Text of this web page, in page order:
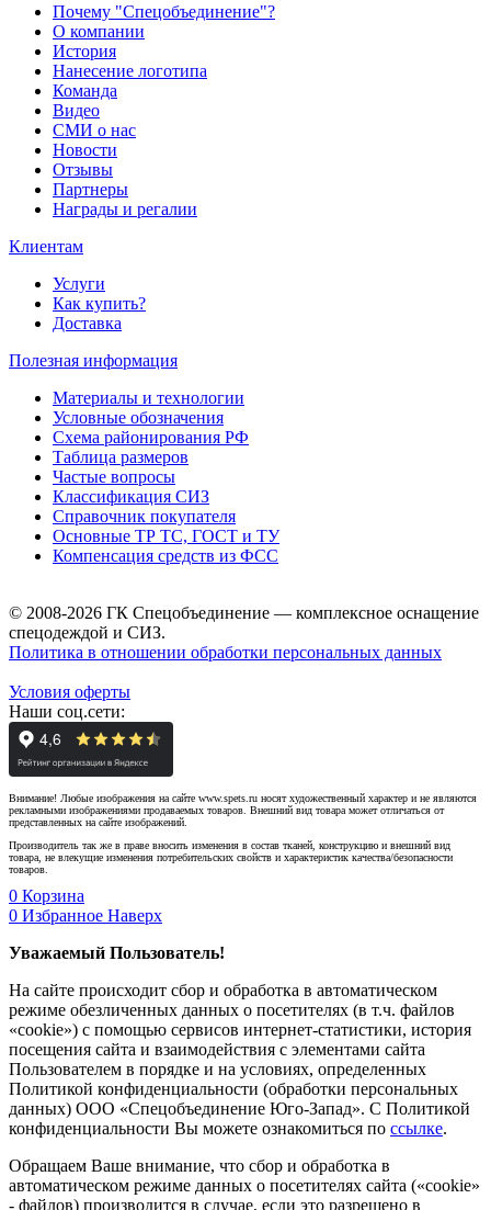
Почему "Спецобъединение"?
О компании
История
Нанесение логотипа
Команда
Видео
СМИ о нас
Новости
Отзывы
Партнеры
Награды и регалии
Клиентам
Услуги
Как купить?
Доставка
Полезная информация
Материалы и технологии
Условные обозначения
Схема районирования РФ
Таблица размеров
Частые вопросы
Классификация СИЗ
Справочник покупателя
Основные ТР ТС, ГОСТ и ТУ
Компенсация средств из ФСС
© 2008-2026 ГК Спецобъединение — комплексное оснащение
спецодеждой и СИЗ.
Политика в отношении обработки персональных данных
Условия оферты
Наши соц.сети:
Внимание! Любые изображения на сайте www.spets.ru носят художественный характер и не являются
рекламными изображениями продаваемых товаров. Внешний вид товара может отличаться от
представленных на сайте изображений.
Производитель так же в праве вносить изменения в состав тканей, конструкцию и внешний вид
товара, не влекущие изменения потребительских свойств и характеристик качества/безопасности
товаров.
0 Корзина
0 Избранное Наверх
Уважаемый Пользователь!
На сайте происходит сбор и обработка в автоматическом
режиме обезличенных данных о посетителях (в т.ч. файлов
«cookie») с помощью сервисов интернет-статистики, история
посещения сайта и взаимодействия с элементами сайта
Пользователем в порядке и на условиях, определенных
Политикой конфиденциальности (обработки персональных
данных) ООО «Спецобъединение Юго-Запад». С Политикой
конфиденциальности Вы можете ознакомиться по ссылке.
Обращаем Ваше внимание, что сбор и обработка в
автоматическом режиме данных о посетителях сайта («cookie»
- файлов) производится в случае, если это разрешено в